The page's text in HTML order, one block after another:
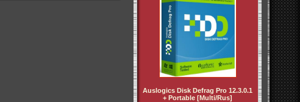
Auslogics Disk Defrag Pro 12.3.0.1
+ Portable [Multi/Rus]